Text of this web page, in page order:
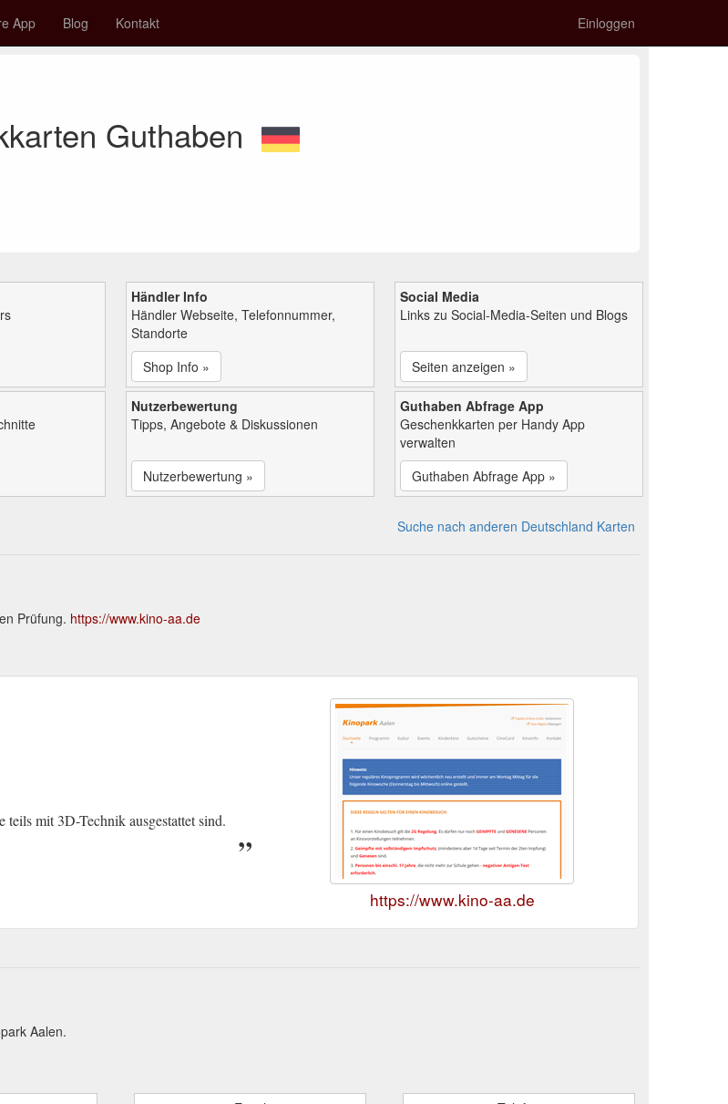
App Blog Kontakt Einloggen
Guthaben
Händler Info
Händler Webseite, Telefonnummer,
Standorte
Shop Info »
Social Media
Links zu Social-Media-Seiten und Blogs
Seiten anzeigen »
Nutzerbewertung
Tipps, Angebote & Diskussionen
Nutzerbewertung »
Guthaben Abfrage App
Geschenkkarten per Handy App
verwalten
Guthaben Abfrage App »
Suche nach anderen Deutschland Karten
Prüfung. https://www.kino-aa.de
mit 3D-Technik ausgestattet sind.
https://www.kino-aa.de
Aalen.